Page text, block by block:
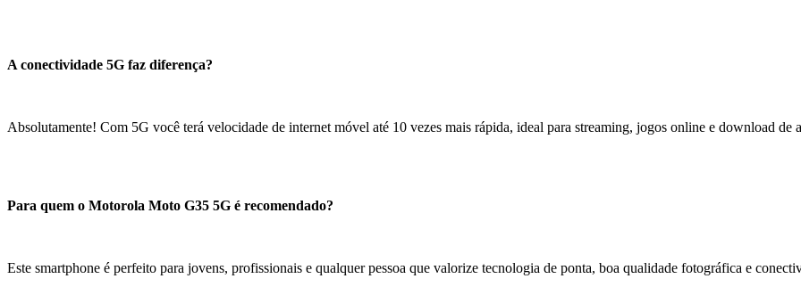
A conectividade 5G faz diferença?
Absolutamente! Com 5G você terá velocidade de internet móvel até 10 vezes mais rápida, ideal para streaming, jogos online e download de
Para quem o Motorola Moto G35 5G é recomendado?
Este smartphone é perfeito para jovens, profissionais e qualquer pessoa que valorize tecnologia de ponta, boa qualidade fotográfica e